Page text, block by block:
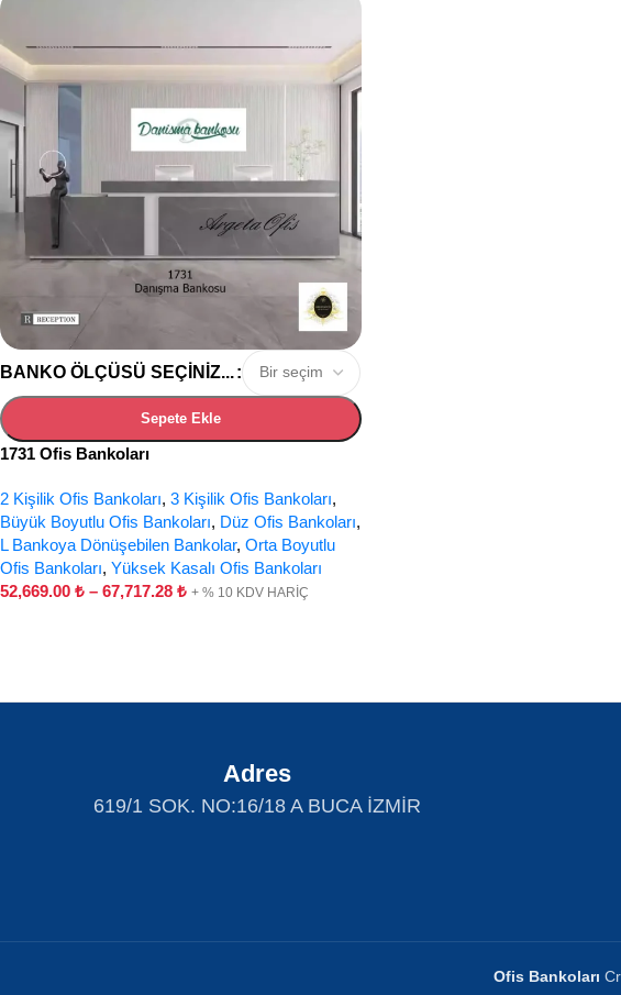
BANKO ÖLÇÜSÜ SEÇINIZ...
Sepete Ekle
1731 Ofis Bankoları
2 Kişilik Ofis Bankoları, 3 Kişilik Ofis Bankoları,
Büyük Boyutlu Ofis Bankoları, Düz Ofis Bankoları,
L Bankoya Dönüşebilen Bankolar, Orta Boyutlu
Ofis Bankoları, Yüksek Kasalı Ofis Bankoları
52,669.00 ₺ – 67,717.28 ₺ + % 10 KDV HARİÇ
Adres
619/1 SOK. NO:16/18 A BUCA İZMİR
Ofis Bankoları